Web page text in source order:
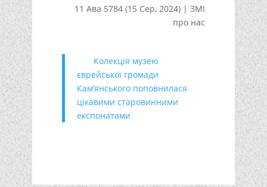
11 Ава 5784 (15 Сер, 2024) |ЗМІ
про нас
Колекція музею
єврейської громади
Кам’янського поповнилася
цікавими старовинними
експонатами